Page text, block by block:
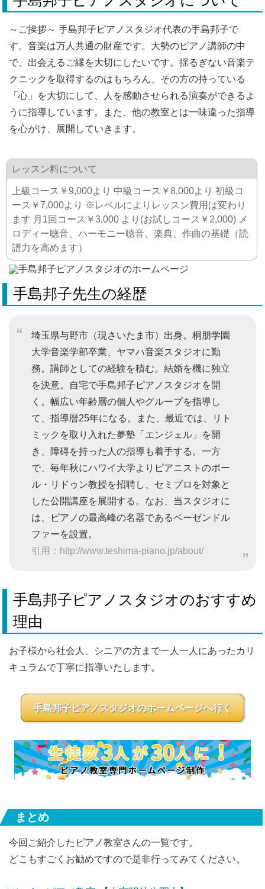
～ご挨拶～ 手島邦子ピアノスタジオ代表の手島邦子で
す。音楽は万人共通の財産です。大勢のピアノ講師の中
で、出会えるご縁を大切にしたいです。揺るぎない音楽テ
クニックを取得するのはもちろん、その方の持っている
「心」を大切にして、人を感動させられる演奏ができるよ
うに指導しています。また、他の教室とは一味違った指導
を心がけ、展開していきます。
レッスン料について
上級コース￥9,000より 中級コース￥8,000より 初級コ
ース￥7,000より ※レベルによりレッスン費用は変わり
ます 月1回コース￥3,000 より(お試しコース￥2,000) メ
ロディー聴音、ハーモニー聴音、楽典、作曲の基礎（読
譜力を高めます）
手島邦子先生の経歴
埼玉県与野市（現さいたま市）出身。桐朋学園
大学音楽学部卒業、ヤマハ音楽スタジオに勤
務。講師としての経験を積む。結婚を機に独立
を決意。自宅で手島邦子ピアノスタジオを開
く。幅広い年齢層の個人やグループを指導し
て、指導暦25年になる。また、最近では、リト
ミックを取り入れた夢塾「エンジェル」を開
き、障碍を持った人の指導も着手する。一方
で、毎年秋にハワイ大学よりピアニストのポー
ル・リドゥン教授を招聘し、セミプロを対象と
した公開講座を展開する。なお、当スタジオに
は、ピアノの最高峰の名器であるベーゼンドル
ファーを設置。
引用：http://www.teshima-piano.jp/about/
手島邦子ピアノスタジオのおすすめ
理由
お子様から社会人、シニアの方まで一人一人にあったカリ
キュラムで丁寧に指導いたします。
手島邦子ピアノスタジオのホームページへ行く
まとめ
今回ご紹介したピアノ教室さんの一覧です。
どこもすごくお勧めですので是非行ってみてください。